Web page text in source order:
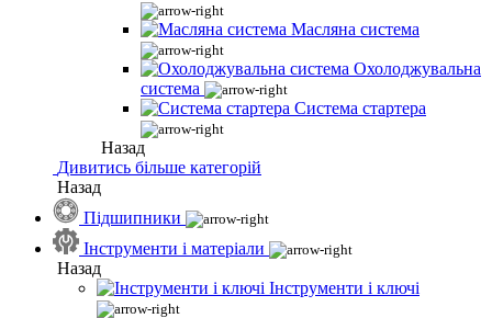
Масляна система
Охолоджувальна
система
Система стартера
Назад
Дивитись більше категорій
Назад
Підшипники
Інструменти і матеріали
Назад
Інструменти і ключі